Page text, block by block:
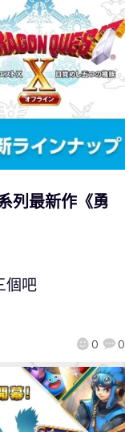
列最新作《勇
0 0
個吧